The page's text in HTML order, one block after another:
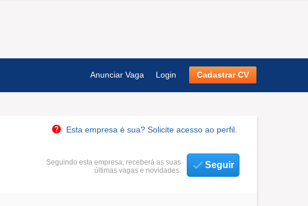
Anunciar Vaga Login Cadastrar CV
Esta empresa é sua? Solicite acesso ao perfil.
Seguindo esta empresa, receberá as suas
últimas vagas e novidades.
Seguir